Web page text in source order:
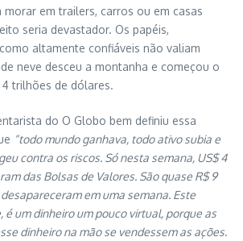
morar em trailers, carros ou em casas
seria devastador. Os papéis,
altamente confiáveis não valiam
neve desceu a montanha e começou o
trilhões de dólares.
do O Globo bem definiu essa
“todo mundo ganhava, todo ativo subia e
contra os riscos. Só nesta semana, US$ 4
das Bolsas de Valores. São quase R$ 9
em uma semana. Este
é um dinheiro um pouco virtual, porque as
dinheiro na mão se vendessem as ações.